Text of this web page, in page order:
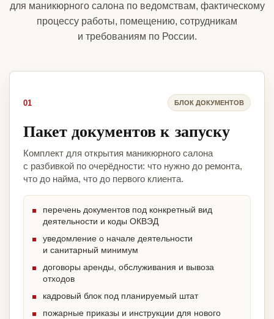
для маникюрного салона по ведомствам, фактическому
процессу работы, помещению, сотрудникам
и требованиям по России.
01 БЛОК ДОКУМЕНТОВ
Пакет документов к запуску
Комплект для открытия маникюрного салона
с разбивкой по очерёдности: что нужно до ремонта,
что до найма, что до первого клиента.
перечень документов под конкретный вид
деятельности и коды ОКВЭД
уведомление о начале деятельности
и санитарный минимум
договоры аренды, обслуживания и вывоза
отходов
кадровый блок под планируемый штат
пожарные приказы и инструкции для нового